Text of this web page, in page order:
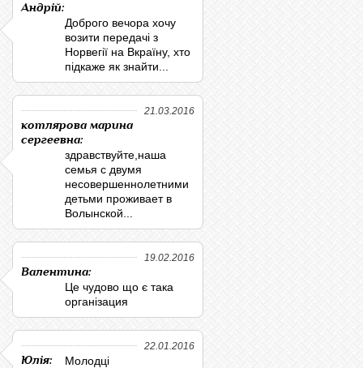
Андрій:
Доброго вечора хочу
возити передачі з
Норвегії на Вкраїну, хто
підкаже як знайти...
21.03.2016
котлярова марина
сергеевна:
здравствуйте,наша
семья с двумя
несовершеннолетними
детьми проживает в
Волынской...
19.02.2016
Валентина:
Це чудово що є така
організация
22.01.2016
Юлія: Молодці